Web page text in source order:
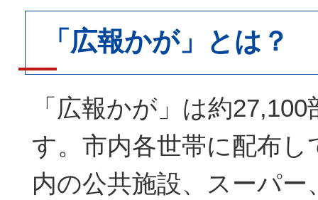
「広報かが」とは？
「広報かが」は約
す。市内各世帯に配布し
内の公共施設、スーパー